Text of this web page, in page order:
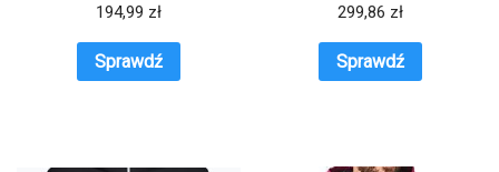
194,99 zł
Sprawdź
299,86 zł
Sprawdź